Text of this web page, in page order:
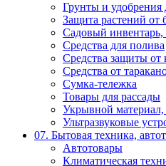
Грунты и удобрения
Защита растений от
Садовый
Средства для полива
Средства защиты
Средства от
Сумка-тележка
Товары для рассады
Укрывной
Ультразвуковые
07. Бытовая техника,
Автотовары
Климатическая